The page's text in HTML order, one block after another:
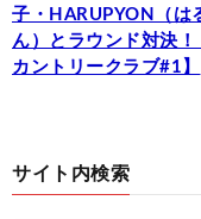
子・HARUPYON（は
ん）とラウンド対決！
カントリークラブ#1】
サイト内検索